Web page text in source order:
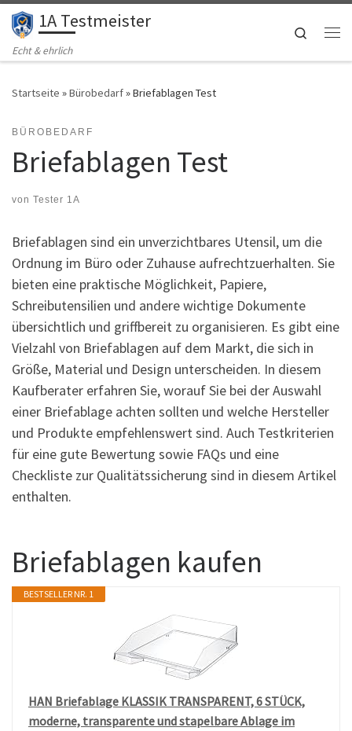
Zum Inhalt springen
1A Testmeister
Echt & ehrlich
Search
Startseite »Bürobedarf»Briefablagen Test
BÜROBEDARF
Briefablagen Test
von Tester 1A
Briefablagen sind ein unverzichtbares Utensil, um die
Ordnung im Büro oder Zuhause aufrechtzuerhalten. Sie
bieten eine praktische Möglichkeit, Papiere,
Schreibutensilien und andere wichtige Dokumente
übersichtlich und griffbereit zu organisieren. Es gibt eine
Vielzahl von Briefablagen auf dem Markt, die sich in
Größe, Material und Design unterscheiden. In diesem
Kaufberater erfahren Sie, worauf Sie bei der Auswahl
einer Briefablage achten sollten und welche Hersteller
und Produkte empfehlenswert sind. Auch Testkriterien
für eine gute Bewertung sowie FAQs und eine
Checkliste zur Qualitätssicherung sind in diesem Artikel
enthalten.
Briefablagen kaufen
BESTSELLER NR. 1
HAN Briefablage KLASSIK TRANSPARENT, 6 STÜCK,
moderne, transparente und stapelbare Ablage im